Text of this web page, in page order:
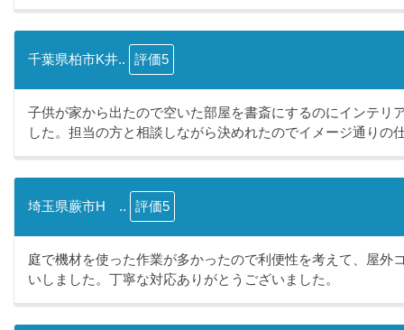
千葉県柏市K井.. 評価5
子供が家から出たので空いた部屋を書斎にするのにインテリ
した。担当の方と相談しながら決めれたのでイメージ通りの
埼玉県蕨市H .. 評価5
庭で機材を使った作業が多かったので利便性を考えて、屋外
いしました。丁寧な対応ありがとうございました。